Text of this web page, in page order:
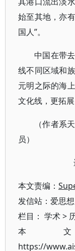
始至其地，亦
国人”。
中国在带
线不同区域和
元明之际的海
文化线，更拓
（作者系
员）
本文责编：
发信站：爱思
栏目： 学术>
本
https://